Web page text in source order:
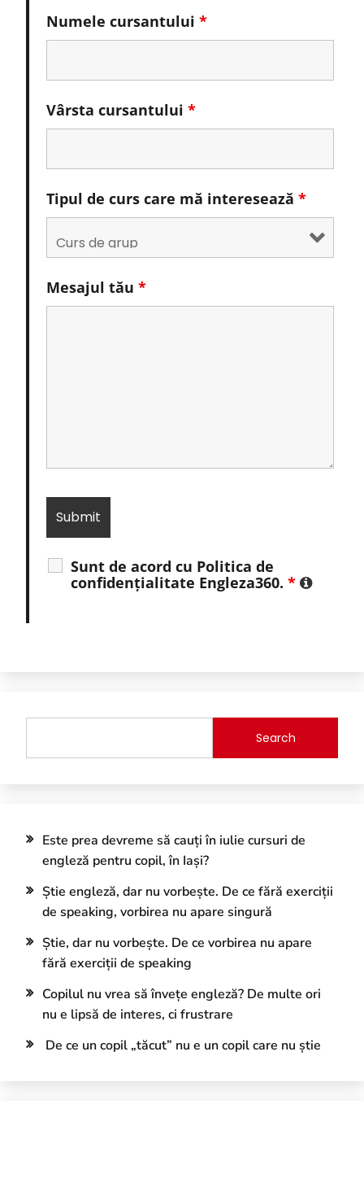
Numele cursantului *
Vârsta cursantului *
Tipul de curs care mă interesează *
Mesajul tău *
Sunt de acord cu Politica de
confidențialitate Engleza360. *
Search
Este prea devreme să cauți în iulie cursuri de
engleză pentru copil, în Iași?
Știe engleză, dar nu vorbește. De ce fără exerciții
de speaking, vorbirea nu apare singură
Știe, dar nu vorbește. De ce vorbirea nu apare
fără exerciții de speaking
Copilul nu vrea să învețe engleză? De multe ori
nu e lipsă de interes, ci frustrare
De ce un copil „tăcut” nu e un copil care nu știe